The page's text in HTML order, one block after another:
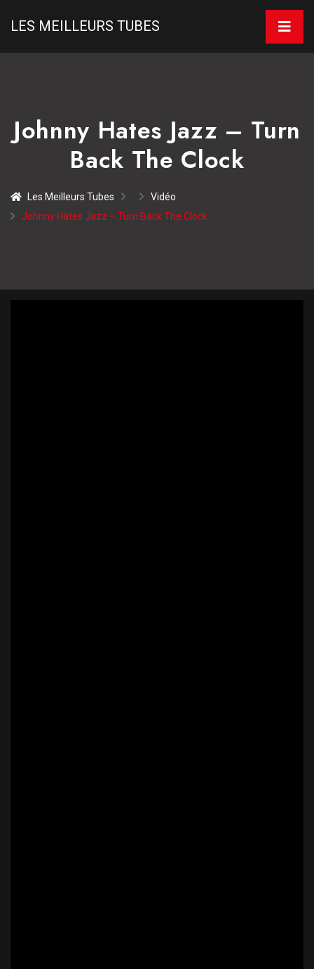
LES MEILLEURS TUBES
Johnny Hates Jazz – Turn
Back The Clock
Les Meilleurs Tubes
Vidéo
Johnny Hates Jazz – Turn Back The Clock